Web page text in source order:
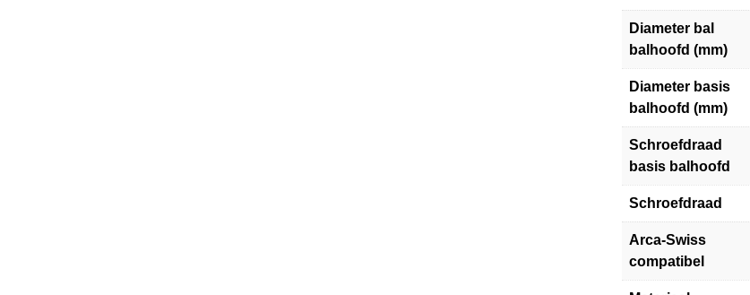
Diameter bal
balhoofd (mm)
Diameter basis
balhoofd (mm)
Schroefdraad
basis balhoofd
Schroefdraad
Arca-Swiss
compatibel